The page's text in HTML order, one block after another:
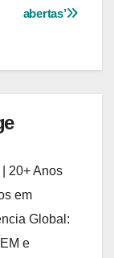
abertas’
20+ Anos
em
Global:
e